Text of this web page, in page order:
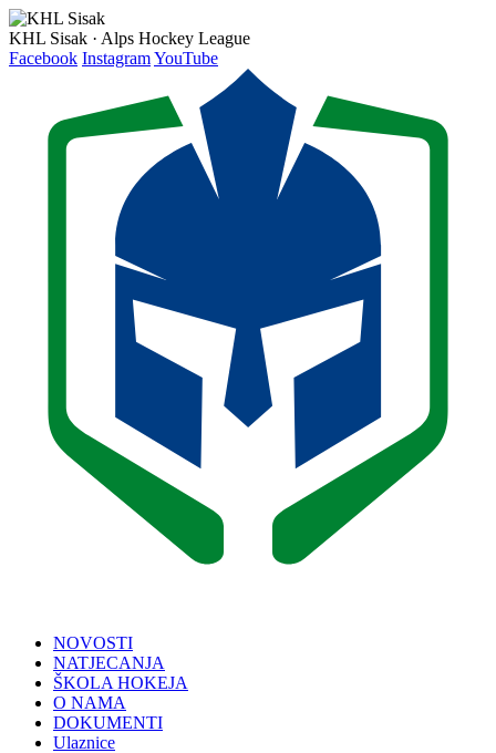
KHL Sisak · Alps Hockey League
Facebook InstagramYouTube
NOVOSTI
NATJECANJA
ŠKOLA HOKEJA
O NAMA
DOKUMENTI
Ulaznice